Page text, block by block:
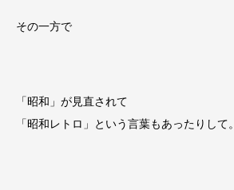
その一方で
「昭和」が見直されて
「昭和レトロ」という言葉もあったりして。